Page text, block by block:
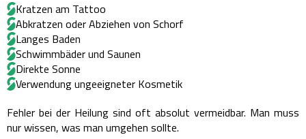
Kratzen am Tattoo
Abkratzen oder Abziehen von Schorf
Langes Baden
Schwimmbäder und Saunen
Direkte Sonne
Verwendung ungeeigneter Kosmetik
Fehler bei der Heilung sind oft absolut vermeidbar. Man muss
nur wissen, was man umgehen sollte.